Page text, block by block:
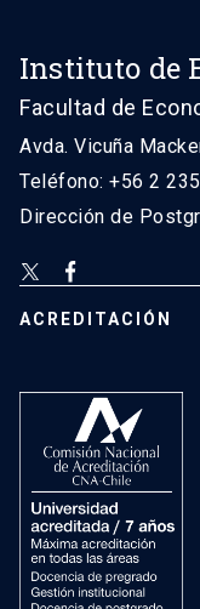
Instituto de
Facultad de
Avda. Vicuña
Teléfono: +56 2
Dirección de
ACREDITACIÓN